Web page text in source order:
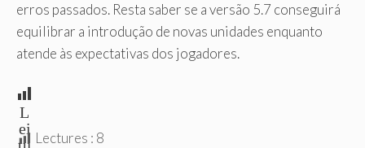
erros passados. Resta saber se a versão 5.7 conseguirá
equilibrar a introdução de novas unidades enquanto
atende às expectativas dos jogadores.
L
ei
tu Lectures : 8